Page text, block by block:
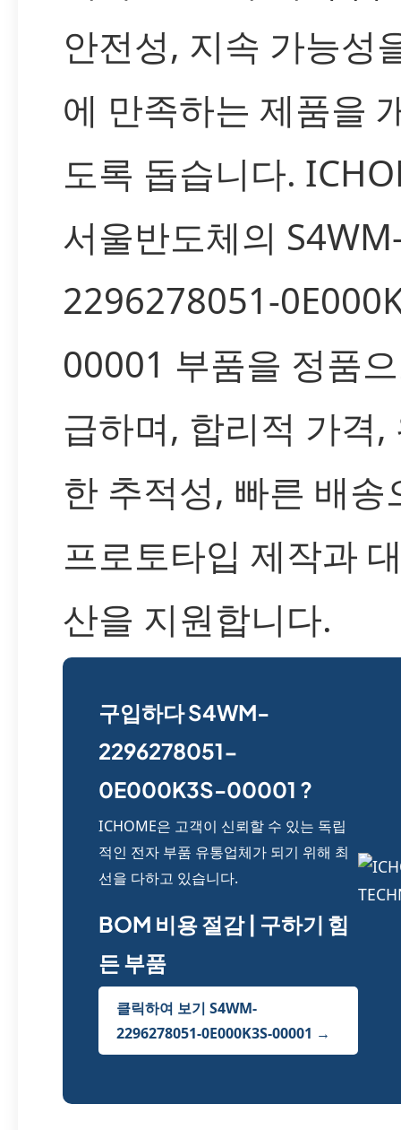
안전성, 지속 가능성
에 만족하는 제품을
도록 돕습니다.
서울반도체의
2296278051-
00001 부품을 정품
급하며, 합리적 가격,
한 추적성, 빠른 배송
프로토타입 제작과
산을 지원합니다.
구입하다 S4WM-
2296278051-
0E000K3S-00001 ?
ICHOME은 고객이 신뢰할 수 있는 독립
적인 전자 부품 유통업체가 되기 위해 최
선을 다하고 있습니다.
BOM 비용 절감 | 구하기 힘
든 부품
클릭하여 보기 S4WM-
2296278051-0E000K3S-00001 →